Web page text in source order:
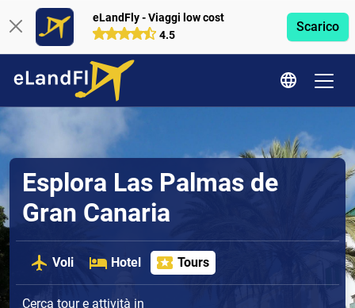
eLandFly - Viaggi low cost
4.5
Scarico
Esplora Las Palmas de
Gran Canaria
Voli Hotel Tours
Cerca tour e attività in